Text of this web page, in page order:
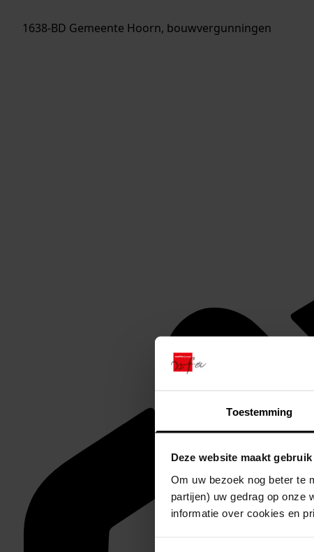
Toestemming
Deze website maakt
Om uw bezoek nog beter te
partijen) uw gedrag op onze
informatie over cookies en
1638-BD Gemeente Hoorn, bouwvergunningen